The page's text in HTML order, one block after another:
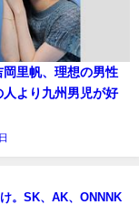
岡里帆、理想の男性
人より九州男児が好
。SK、AK、ONNNK